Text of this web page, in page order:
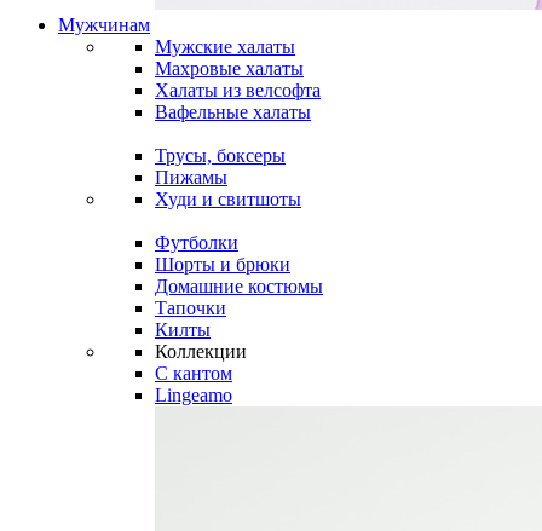
Мужчинам
Мужские халаты
Махровые халаты
Халаты из велсофта
Вафельные халаты
Трусы, боксеры
Пижамы
Худи и свитшоты
Футболки
Шорты и брюки
Домашние костюмы
Тапочки
Килты
Коллекции
C кантом
Lingeamo